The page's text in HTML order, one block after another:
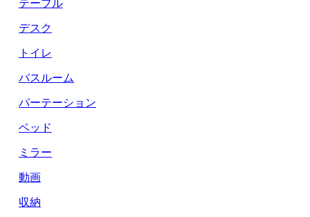
テーブル
デスク
トイレ
バスルーム
パーテーション
ベッド
ミラー
動画
収納